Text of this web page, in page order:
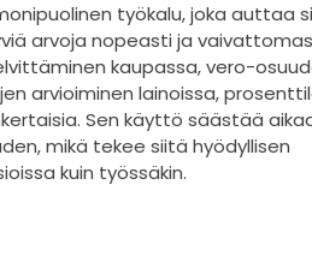
työkalu, joka auttaa
arvoja nopeasti ja
kaupassa, vero-
arvioiminen lainoissa,
Sen käyttö säästää
mikä tekee siitä hyödyllisen
kuin työssäkin.